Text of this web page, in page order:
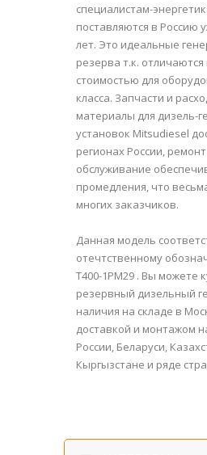
специалистам-
поставляются в Россию
лет. Это идеальные
резерва т.к.
стоимостью для
класса. Запчасти и
материалы для дизель-
установок Mitsudiesel
регионах России,
обслуживание
промедления, что
многих заказчиков.
Данная модель
отечтственному
Т400-1РМ29 . Вы можете
резервный дизельный
наличия на складе в
доставкой и монтажом
России, Беларуси,
Кыргызстане и ряде